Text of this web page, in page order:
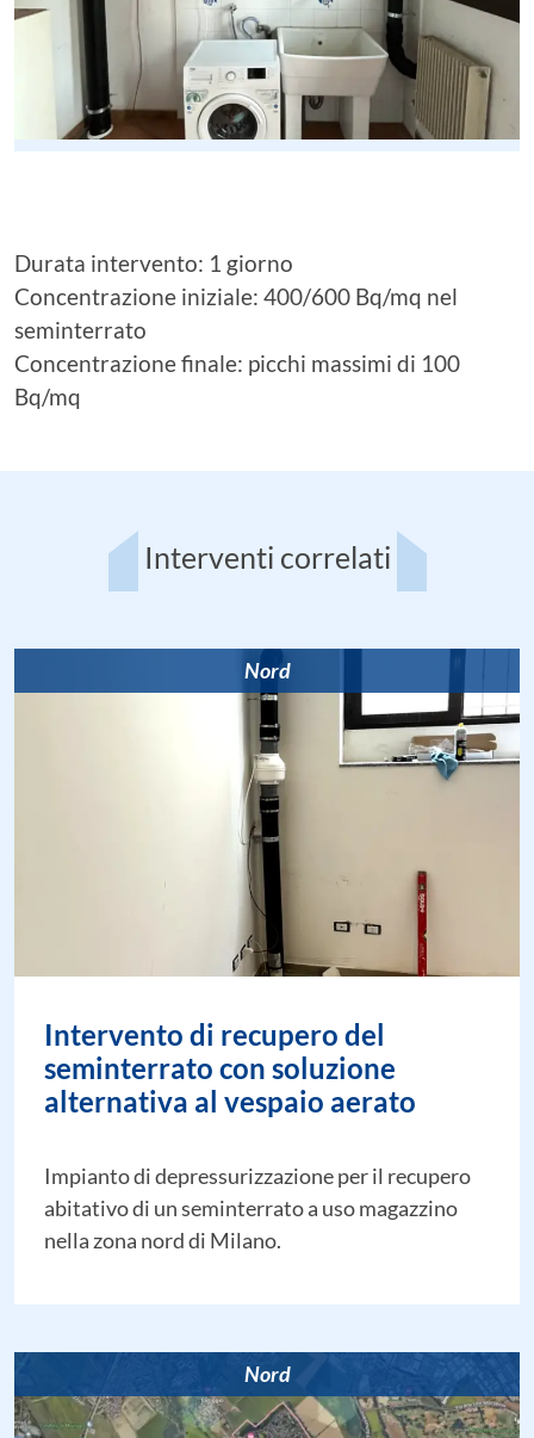
Durata intervento: 1 giorno
Concentrazione iniziale: 400/600 Bq/mq nel
seminterrato
Concentrazione finale: picchi massimi di 100
Bq/mq
Interventi correlati
Nord
Intervento di recupero del
seminterrato con soluzione
alternativa al vespaio aerato
Impianto di depressurizzazione per il recupero
abitativo di un seminterrato a uso magazzino
nella zona nord di Milano.
Nord